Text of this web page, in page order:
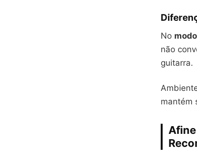
No modo
não
guitarra.
mantém